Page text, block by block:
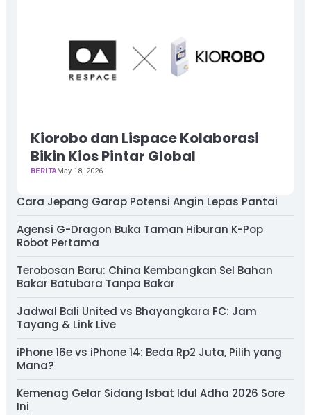
Kiorobo dan Lispace Kolaborasi
Bikin Kios Pintar Global
BERITAMay 18, 2026
Cara Jepang Garap Potensi Angin Lepas Pantai
Agensi G-Dragon Buka Taman Hiburan K-Pop
Robot Pertama
Terobosan Baru: China Kembangkan Sel Bahan
Bakar Batubara Tanpa Bakar
Jadwal Bali United vs Bhayangkara FC: Jam
Tayang & Link Live
iPhone 16e vs iPhone 14: Beda Rp2 Juta, Pilih yang
Mana?
Kemenag Gelar Sidang Isbat Idul Adha 2026 Sore
Ini